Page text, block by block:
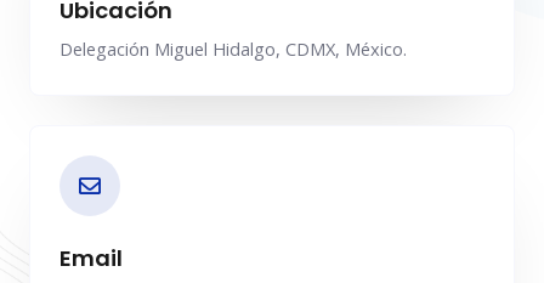
Ubicación
Delegación Miguel Hidalgo, CDMX, México.
Email